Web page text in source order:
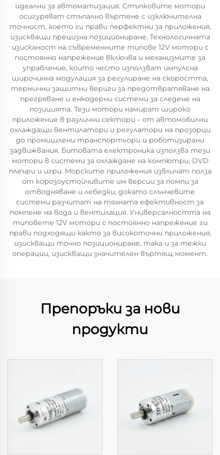
идеални за автоматизация. Стъпковите мотори
осигуряват стъпално въртене с изключителна
точност, което ги прави перфектни за приложения,
изискващи прецизна позициониране. Технологичната
изисканост на съвременните типове 12V мотори с
постоянно напрежение включва и механизмите за
управление, които често използват импулсна
широчинна модулация за регулиране на скоростта,
термични защитни вериги за предотвратяване на
прегряване и енкодерни системи за следене на
позицията. Тези мотори намират широко
приложение в различни сектори – от автомобилни
охлаждащи вентилатори и регулатори на прозорци
до промишлени транспортьори и роботизирани
задвижвания. Битовата електроника използва тези
мотори в системи за охлаждане на компютри, DVD
плеъри и игри. Морските приложения извличат полза
от корозоустойчивите им версии за помпи за
отводняване и лебедки, докато слънчевите
системи разчитат на тяхната ефективност за
помпене на вода и вентилация. Универсалността на
типовете 12V мотори с постоянно напрежение ги
прави подходящи както за високоточни приложения,
изискващи точно позициониране, така и за тежки
операции, изискващи значителен въртящ момент.
Препоръки за нови
продукти